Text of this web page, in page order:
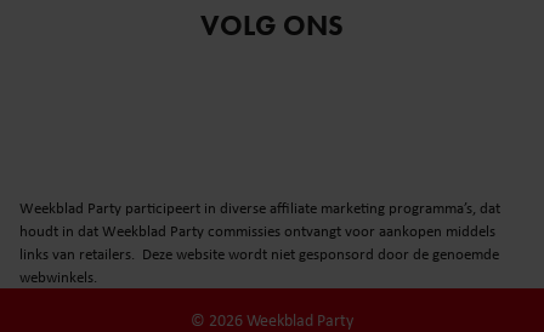
VOLG ONS
Weekblad Party participeert in diverse affiliate marketing programma’s, dat
houdt in dat Weekblad Party commissies ontvangt voor aankopen middels
links van retailers. Deze website wordt niet gesponsord door de genoemde
webwinkels.
© 2026 Weekblad Party